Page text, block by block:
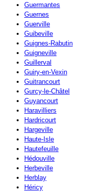
Guermantes
Guernes
Guerville
Guibeville
Guignes-Rabutin
Guigneville
Guillerval
Guiry-en-Vexin
Guitrancourt
Gurcy-le-Châtel
Guyancourt
Haravilliers
Hardricourt
Hargeville
Haute-Isle
Hautefeuille
Hédouville
Herbeville
Herblay
Héricy